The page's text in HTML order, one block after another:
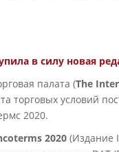
в силу новая
палата (The
торговых условий
2020.
2020 (Издание